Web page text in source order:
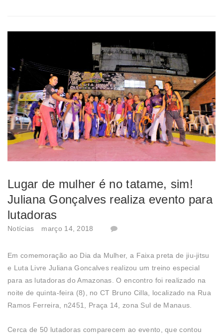
Lugar de mulher é no tatame, sim!
Juliana Gonçalves realiza evento para
lutadoras
Notícias março 14, 2018
Em comemoração ao Dia da Mulher, a Faixa preta de jiu-jitsu
e Luta Livre Juliana Goncalves realizou um treino especial
para as lutadoras do Amazonas. O encontro foi realizado na
noite de quinta-feira (8), no CT Bruno Cilla, localizado na Rua
Ramos Ferreira, n2451, Praça 14, zona Sul de Manaus.
Cerca de 50 lutadoras comparecem ao evento, que contou